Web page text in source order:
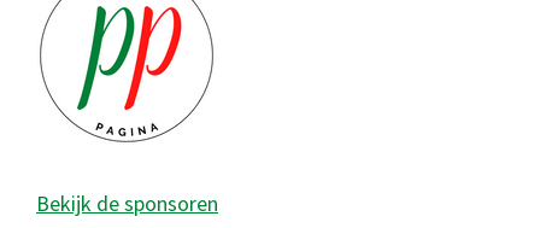
Bekijk de sponsoren